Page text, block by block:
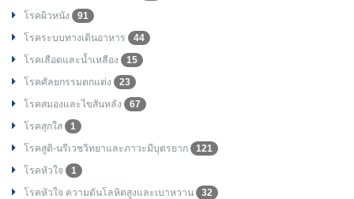
โรคผิวหนัง
91
โรคระบบทางเดินอาหาร
44
โรคเลือดและน้ำเหลือง
15
โรคศัลยกรรมตกแต่ง
23
โรคสมองและไขสันหลัง
67
โรคสุกใส
1
โรคสูติ-นรีเวชวิทยาและภาวะมีบุตรยาก
121
โรคหัวใจ
1
โรคหัวใจ ความดันโลหิตสูงและเบาหวาน
32